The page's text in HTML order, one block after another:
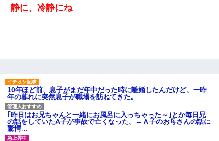
静に、冷静にね
10年ほど前、息子がまだ年中だった時に離婚したんだけど、一昨
年の暮れに突然息子が職場を訪ねてきた。
｢昨日はお兄ちゃんと一緒にお風呂に入っちゃった～｣とか毎日兄
の話をしていたA子が事故で亡くなった。→Ａ子のお母さんの話に
驚愕…